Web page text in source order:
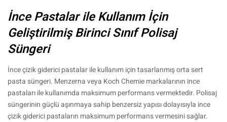
İnce Pastalar ile Kullanım İçin
Geliştirilmiş Birinci Sınıf Polisaj
Süngeri
İnce çizik giderici pastalar ile kullanım için tasarlanmış orta sert
pasta süngeri. Menzerna veya Koch Chemie markalarının ince
pastaları ile kullanımda maksimum performans vermektedir. Polisaj
süngerinin güçlü aşınmaya sahip benzersiz yapısı dolayısıyla ince
çizik giderici pastaların maksimum performans vermesini sağlar.